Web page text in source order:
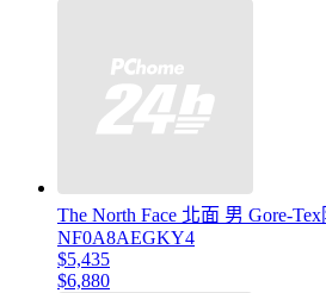
The North Face 北面 男 Gore-
NF0A8AEGKY4
$5,435
$6,880